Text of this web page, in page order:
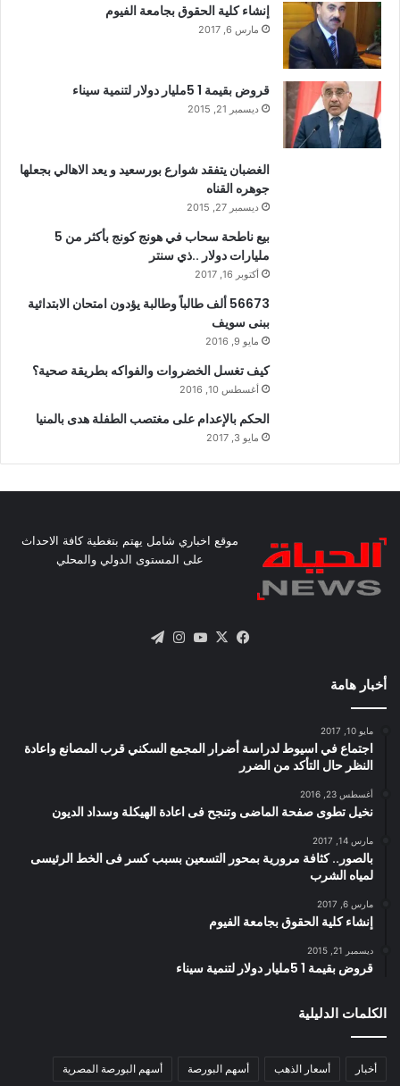
إنشاء كلية الحقوق بجامعة الفيوم
مارس 6, 2017
قروض بقيمة 1 5مليار دولار لتنمية سيناء
ديسمبر 21, 2015
الغضبان يتفقد شوارع بورسعيد و يعد الاهالي بجعلها
جوهره القناه
ديسمبر 27, 2015
بيع ناطحة سحاب في هونج كونج بأكثر من 5
مليارات دولار ..ذي سنتر
أكتوبر 16, 2017
56673 ألف طالباً وطالبة يؤدون امتحان الابتدائية
ببنى سويف
مايو 9, 2016
كيف تغسل الخضروات والفواكه بطريقة صحية؟
أغسطس 10, 2016
الحكم بالإعدام على مغتصب الطفلة هدى بالمنيا
مايو 3, 2017
موقع اخباري شامل يهتم بتغطية كافة الاحداث
على المستوى الدولي والمحلي
فيسبوك
X يوتيوبانستقرام
أخبار هامة
مايو 10, 2017
اجتماع في اسيوط لدراسة أضرار المجمع السكني قرب المصانع واعادة
النظر حال التأكد من الضرر
أغسطس 23, 2016
نخيل تطوى صفحة الماضى وتنجح فى اعادة الهيكلة وسداد الديون
مارس 14, 2017
بالصور.. كثافة مرورية بمحور التسعين بسبب كسر فى الخط الرئيسى
لمياه الشرب
مارس 6, 2017
إنشاء كلية الحقوق بجامعة الفيوم
ديسمبر 21, 2015
قروض بقيمة 1 5مليار دولار لتنمية سيناء
الكلمات الدليلية
أخبار أسعار الذهب أسهم البورصة أسهم البورصة المصرية